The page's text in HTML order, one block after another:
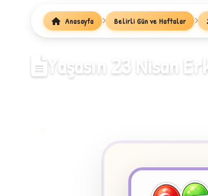
1
Anasayfa Belirli Gün ve Haftalar
Yaşasın 23 Nisan